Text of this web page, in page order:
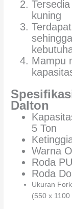
kuning
Mampu
Dalton
5 Ton
Warna
Roda
Roda
Ukuran
(550 x